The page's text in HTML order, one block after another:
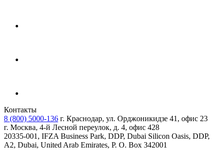
Контакты
8 (800) 5000-136 г. Краснодар, ул. Орджоникидзе 41, офис 23
г. Москва, 4-й Лесной переулок, д. 4, офис 428
20335-001, IFZA Business Park, DDP, Dubai Silicon Oasis, DDP,
A2, Dubai, United Arab Emirates, P. O. Box 342001